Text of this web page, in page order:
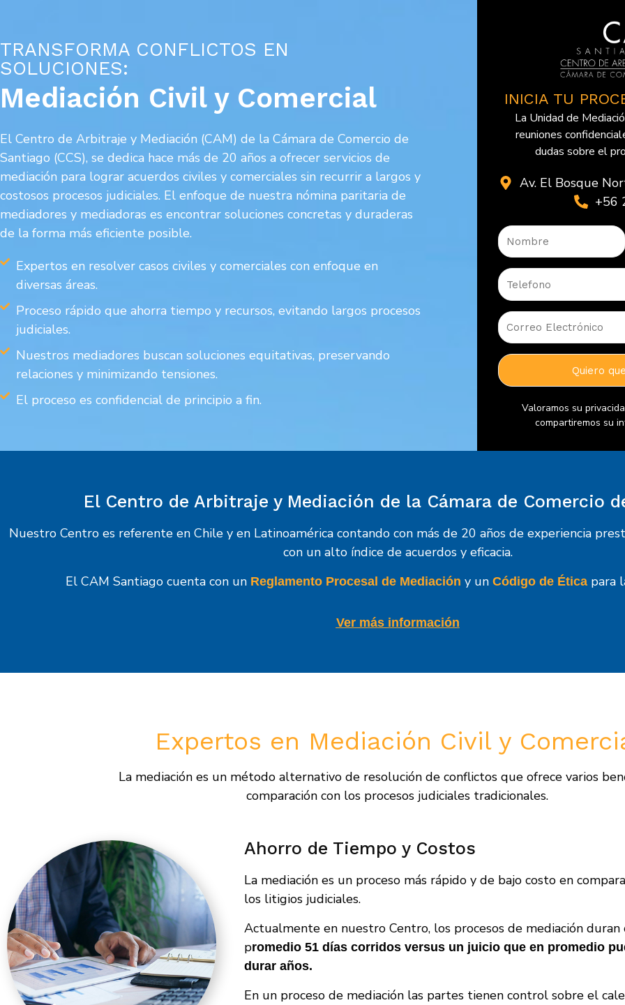
TRANSFORMA CONFLICTOS EN
SOLUCIONES:
Mediación Civil y Comercial
El Centro de Arbitraje y Mediación (CAM) de la Cámara de Comercio de
Santiago (CCS), se dedica hace más de 20 años a ofrecer servicios de
mediación para lograr acuerdos civiles y comerciales sin recurrir a largos y
costosos procesos judiciales. El enfoque de nuestra nómina paritaria de
mediadores y mediadoras es encontrar soluciones concretas y duraderas
de la forma más eficiente posible.
Expertos en resolver casos civiles y comerciales con enfoque en
diversas áreas.
Proceso rápido que ahorra tiempo y recursos, evitando largos procesos
judiciales.
Nuestros mediadores buscan soluciones equitativas, preservando
relaciones y minimizando tensiones.
El proceso es confidencial de principio a fin.
INICIA TU
La Unidad de
reuniones
dudas sobre el
Av. El Bosque
+56
Valoramos su
compartiremos su
El Centro de Arbitraje y Mediación de la Cámara de Comercio
Nuestro Centro es referente en Chile y en Latinoamérica contando con más de 20 años de experiencia
con un alto índice de acuerdos y eficacia.
El CAM Santiago cuenta con un Reglamento Procesal de Mediación y un Código de Ética para
Ver más información
Expertos en Mediación Civil y
La mediación es un método alternativo de resolución de conflictos que ofrece varios
comparación con los procesos judiciales tradicionales.
Ahorro de Tiempo y Costos
La mediación es un proceso más rápido y de bajo costo en
los litigios judiciales.
Actualmente en nuestro Centro, los procesos de mediación duran
promedio 51 días corridos versus un juicio que en promedio
durar años.
En un proceso de mediación las partes tienen control sobre el